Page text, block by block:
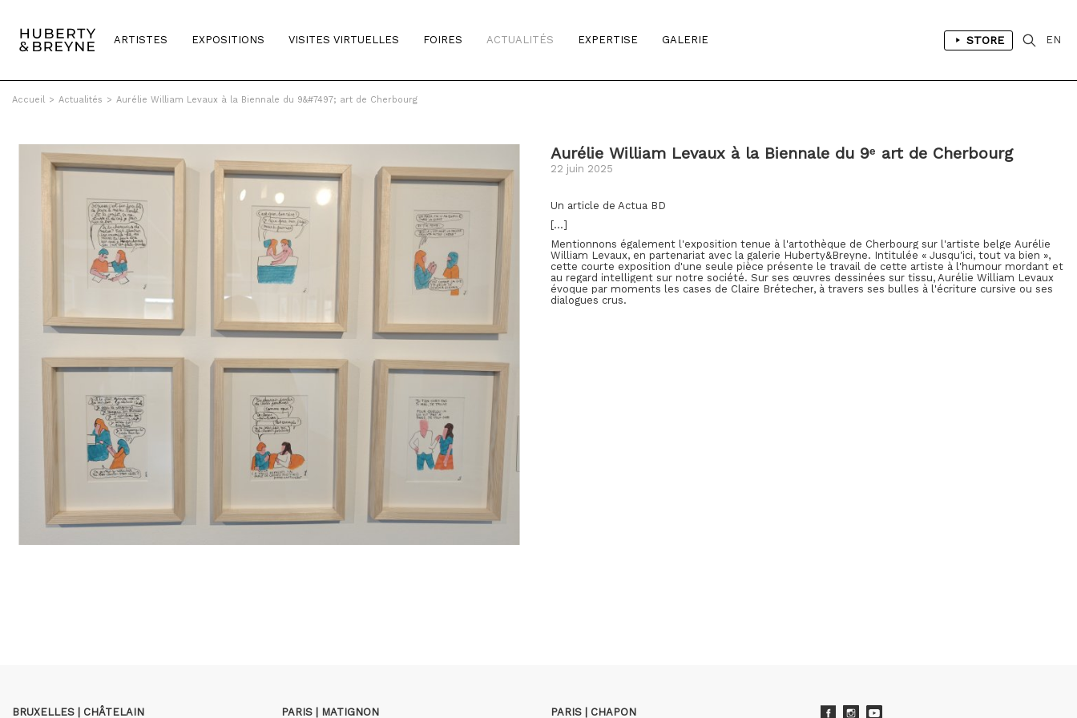
ARTISTES EXPOSITIONS VISITES VIRTUELLES FOIRES ACTUALITÉS EXPERTISE GALERIE STORE EN
Accueil > Actualités > Aurélie William Levaux à la Biennale du 9&#7497; art de Cherbourg
Aurélie William Levaux à la Biennale du 9ᵉ art de Cherbourg
22 juin 2025
Un article de Actua BD
[...]
Mentionnons également l'exposition tenue à l'artothèque de Cherbourg sur l'artiste belge Aurélie
William Levaux, en partenariat avec la galerie Huberty&Breyne. Intitulée « Jusqu'ici, tout va bien »,
cette courte exposition d'une seule pièce présente le travail de cette artiste à l'humour mordant et
au regard intelligent sur notre société. Sur ses œuvres dessinées sur tissu, Aurélie William Levaux
évoque par moments les cases de Claire Brétecher, à travers ses bulles à l'écriture cursive ou ses
dialogues crus.
BRUXELLES | CHÂTELAIN PARIS | MATIGNON PARIS | CHAPON